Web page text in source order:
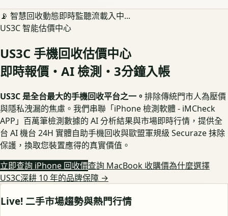
📡 智慧回收動態即時監聽流載入中...
US3C 智能估價中心
US3C 手機回收估價中心
即時報價・AI 檢測・3分鐘入帳
US3C 是全台最大的手機回收平台之一。 排除傳統門市人為壓價
與隱私洩漏的焦慮。我們串聯「iPhone 檢測軟體 - iMCheck
APP」百萬筆檢測數據的 AI 分析結果與市場即時行情，提供全
台 AI 機台 24H 實體自助手機回收與歐盟軍規級 Securaze 抹除
保護，換取您裝置應得的真實價值。
立即查詢 iPhone 回收價查詢 MacBook 收購價為什麼選擇
US3C深耕 10 年的品牌保障 →
Live! 二手市場趨勢與熱門行情